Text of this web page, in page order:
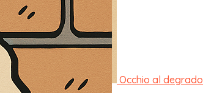
Occhio al degrado